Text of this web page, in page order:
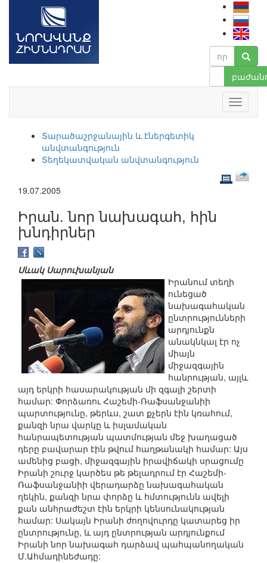
Տարածաշրջանային և էներգետիկ
անվտանգություն
Տեղեկատվական անվտանգություն
19.07.2005
Իրան. նոր նախագահ, հին
խնդիրներ
Սևակ Սարուխանյան
Իրանում տեղի
ունեցած
նախագահական
ընտրությունների
արդյունքն
անակնկալ էր ոչ
միայն
միջազգային
հանրության, այլև
այդ երկրի հասարակության մի զգալի շերտի
համար: Փորձառու Հաշեմի-Ռաֆսանջանիի
պարտությունը, թերևս, շատ քչերն էին կռահում,
քանզի նրա վարկը և իսլամական
հանրապետության պատմության մեջ խաղացած
դերը բավարար էին թվում հաղթանակի համար: Այս
ամենից բացի, միջազգային իրավիճակի սրացումը
Իրանի շուրջ կարծես թե թելադրում էր Հաշեմի-
Ռաֆսանջանիի վերադարձը նախագահական
ղեկին, քանզի նրա փորձը և հմտությունն ավելի
քան անհրաժեշտ էին երկրի կենսունակության
համար: Սակայն Իրանի ժողովուրդը կատարեց իր
ընտրությունը, և այդ ընտրության արդյունքում
Իրանի նոր նախագահ դարձավ պահպանողական
Մ.Ահմադինեժադը: